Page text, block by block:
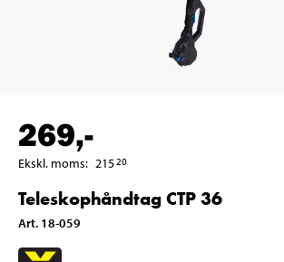
269,-
Ekskl. moms: 21520
Teleskophåndtag CTP 36
Art. 18-059